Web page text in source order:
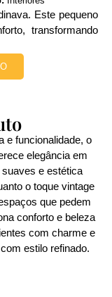
Este pequeno
transformando
e funcionalidade, o
elegância em
e estética
o toque vintage
que pedem
conforto e beleza
com charme e
estilo refinado.